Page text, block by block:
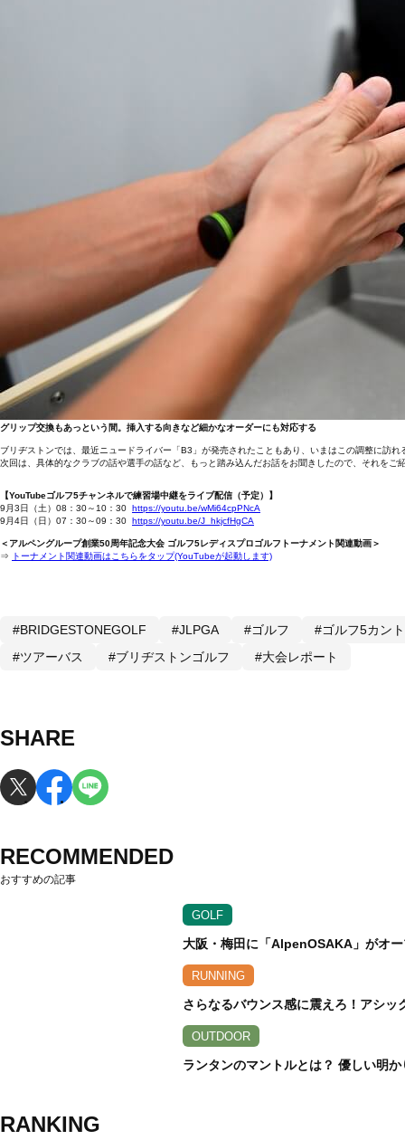
グリップ交換もあっという間。挿入する向きなど細かなオーダーにも対応する
ブリヂストンでは、最近ニュードライバー「B3」が発売されたこともあり、いまはこの調整に訪れ
次回は、具体的なクラブの話や選手の話など、もっと踏み込んだお話をお聞きしたので、それをご
【YouTubeゴルフ5チャンネルで練習場中継をライブ配信（予定）】
9月3日（土）08：30～10：30 https://youtu.be/wMi64cpPNcA
9月4日（日）07：30～09：30 https://youtu.be/J_hkjcfHgCA
＜アルペングループ創業50周年記念大会 ゴルフ5レディスプロゴルフトーナメント関連動画＞
⇒
トーナメント関連動画はこちらをタップ(YouTubeが起動します)
#BRIDGESTONEGOLF #JLPGA #ゴルフ
#ゴルフ5カン
#ツアーバス
#ブリヂストンゴルフ #大会レポート
SHARE
RECOMMENDED
おすすめの記事
GOLF
大阪・梅田に「AlpenOSAKA」がオ
RUNNING
さらなるバウンス感に震えろ！アシ
OUTDOOR
ランタンのマントルとは？ 優しい明
RANKING